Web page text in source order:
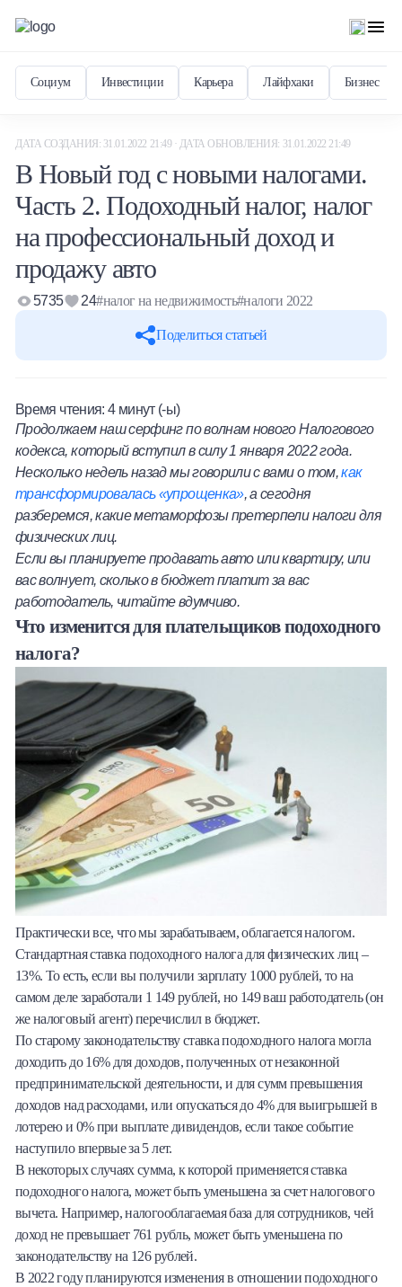
Социум Инвестиции Карьера Лайфхаки Бизнес
Халва
Онлайн-обменник
Премиальный сервис Prime Line
Мобильный банк MOBY
Потребительский кредит
Карта КАКТУС
Продукты для Бизнеса
ДАТА СОЗДАНИЯ: 31.01.2022 21:49 · ДАТА ОБНОВЛЕНИЯ: 31.01.2022 21:49
В Новый год с новыми налогами.
Часть 2. Подоходный налог, налог
на профессиональный доход и
продажу авто
Поделиться статьей
5735 24#налог на недвижимость#налоги 2022
Время чтения:4 минут (-ы)
Продолжаем наш серфинг по волнам нового Налогового
кодекса, который вступил в силу 1 января 2022 года.
Несколько недель назад мы говорили с вами о том,как
трансформировалась «упрощенка», а сегодня
разберемся, какие метаморфозы претерпели налоги для
физических лиц.
Если вы планируете продавать авто или квартиру, или
вас волнует, сколько в бюджет платит за вас
работодатель, читайте вдумчиво.
Что изменится для плательщиков подоходного
налога?
Практически все, что мы зарабатываем, облагается налогом.
Стандартная ставка подоходного налога для физических лиц –
13%. То есть, если вы получили зарплату 1000 рублей, то на
самом деле заработали 1 149 рублей, но 149 ваш работодатель (он
же налоговый агент) перечислил в бюджет.
По старому законодательству ставка подоходного налога могла
доходить до 16% для доходов, полученных от незаконной
предпринимательской деятельности, и для сумм превышения
доходов над расходами, или опускаться до 4% для выигрышей в
лотерею и 0% при выплате дивидендов, если такое событие
наступило впервые за 5 лет.
В некоторых случаях сумма, к которой применяется ставка
подоходного налога, может быть уменьшена за счет налогового
вычета. Например, налогооблагаемая база для сотрудников, чей
доход не превышает 761 рубль, может быть уменьшена по
законодательству на 126 рублей.
В 2022 году планируются изменения в отношении подоходного